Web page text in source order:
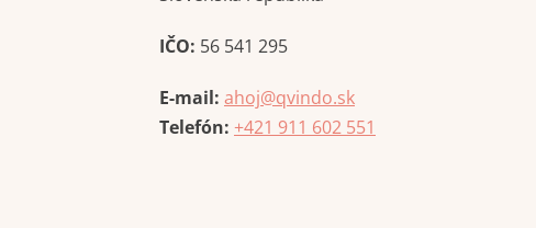
IČO: 56 541 295
E-mail: ahoj@qvindo.sk
Telefón: +421 911 602 551